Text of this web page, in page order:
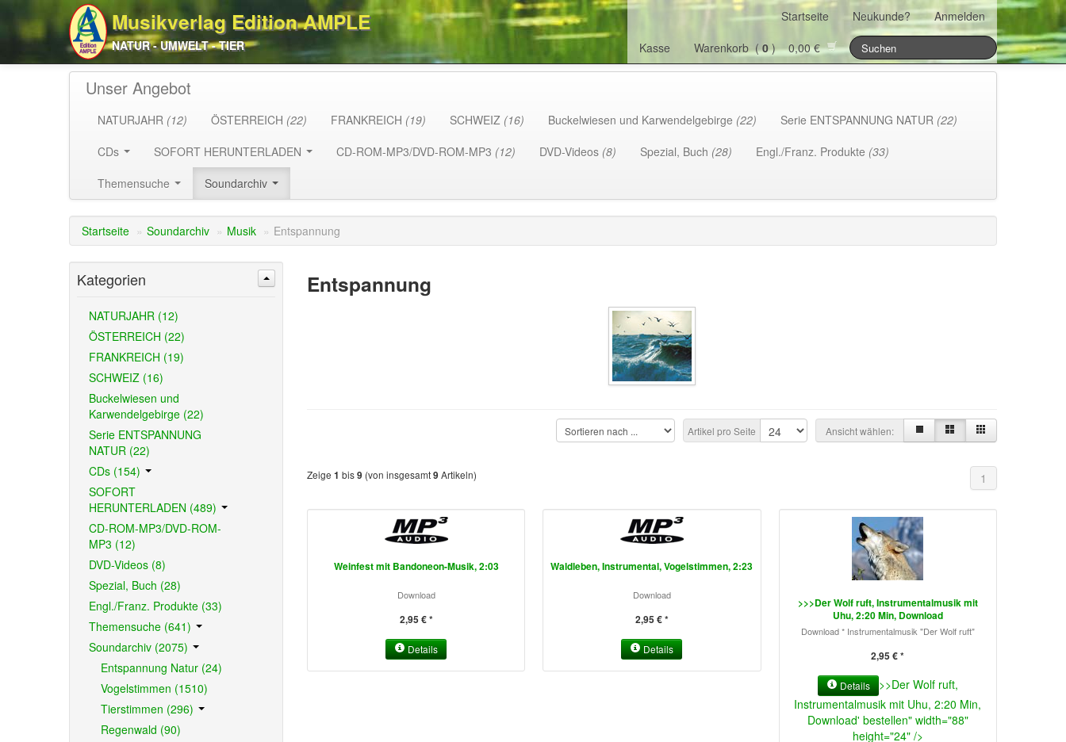
Musikverlag Edition AMPLE
NATUR - UMWELT - TIER
Startseite Neukunde?
Anmelden
Kasse
Warenkorb (0) 0,00 €
Unser Angebot
NATURJAHR (12) ÖSTERREICH (22) FRANKREICH (19) SCHWEIZ (16) Buckelwiesen und Karwendelgebirge (22) Serie ENTSPANNUNG NATUR (22)
CDs
SOFORT HERUNTERLADEN CD-ROM-MP3/DVD-ROM-MP3 (12) DVD-Videos (8) Spezial, Buch (28) Engl./Franz. Produkte (33)
Themensuche
Soundarchiv
Startseite » Soundarchiv » Musik » Entspannung
Entspannung
Ansicht wählen:
Artikel pro Seite
Zeige 1 bis9 (von insgesamt9 Artikeln) 1
Weinfest mit Bandoneon-Musik, 2:03
Download
2,95 € *
Details
Waldleben, Instrumental, Vogelstimmen, 2:23
Download
2,95 € *
Details
>>>Der Wolf ruft, Instrumentalmusik mit
Uhu, 2:20 Min, Download
Download * Instrumentalmusik "Der Wolf ruft"
2,95 € *
Details
>>Der Wolf ruft,
Instrumentalmusik mit Uhu, 2:20 Min,
Download' bestellen" width="88"
height="24" />
Kategorien
NATURJAHR (12)
ÖSTERREICH (22)
FRANKREICH (19)
SCHWEIZ (16)
Buckelwiesen und
Karwendelgebirge (22)
Serie ENTSPANNUNG
NATUR (22)
CDs (154)
SOFORT
HERUNTERLADEN (489)
CD-ROM-MP3/DVD-ROM-
MP3 (12)
DVD-Videos (8)
Spezial, Buch (28)
Engl./Franz. Produkte (33)
Themensuche (641)
Soundarchiv (2075)
Entspannung Natur (24)
Vogelstimmen (1510)
Tierstimmen (296)
Regenwald (90)